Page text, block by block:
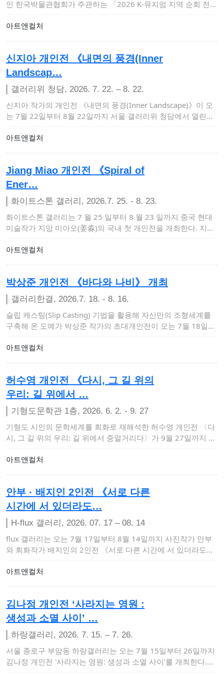
인 한국박물관협회가 주관하는 「2026 K-뮤지엄 지역 순회 전시
아트앤컬처
신지아 개인전 《내면의 풍경(Inner
Landscap…
갤러리위 청담, 2026. 7. 22. – 8. 22.
신지아 작가의 개인전 《내면의 풍경(Inner Landscape)》이 오
는 7월 22일부터 8월 22일까지 서울 갤러리위 청담에서 열린다.
아트앤컬처
Jiang Miao 개인전 《Spiral of
Ener…
화이트스톤 갤러리, 2026.7. 25. - 8. 23.
화이트스톤 갤러리는 7 월 25 일부터 8 월 23 일까지 중국 현대
미술작가 지앙 미아오(姜淼)의 국내 첫 개인전을 개최한다. 지앙
아트앤컬처
박상준 개인전 《바다와 나비》 개최
갤러리한결, 2026.7. 18. - 8. 16.
슬립 캐스팅(Slip Casting) 기법을 활용해 자신만의 조형세계를
구축해 온 도예가 박상준 작가의 초대개인전이 오는 7월 18일부
아트앤컬처
허수영 개인전 《다시, 그 길 위의
우리: 길 위에서 …
기형도문학관 1층, 2026. 6. 2. - 9. 27
기형도 시인의 문학세계를 회화로 재해석한 허수영 개인전 〈다
시, 그 길 위의 우리: 길 위에서 중얼거리다〉가 9월 27일까지 기
아트앤컬처
안부 · 배지인 2인전 《서로 다른
시간에 서 있더라도…
H-flux 갤러리, 2026. 07. 17 – 08. 14
flux 갤러리는 오는 7월 17일부터 8월 14일까지 사진작가 안부
와 회화작가 배지인의 2인전 《서로 다른 시간에 서 있더라도》
아트앤컬처
김나정 개인전 ‘사라지는 영원 :
생성과 소멸 사이’ …
하랑갤러리, 2026. 7. 15. – 7. 26.
서울 종로구 부암동 하랑갤러리는 오는 7월 15일부터 26일까지
김나정 개인전 '사라지는 영원: 생성과 소멸 사이'​를 개최한다.이